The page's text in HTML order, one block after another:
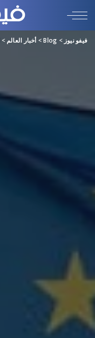
فيفو نيوز >
Blog
> أخبار العالم >